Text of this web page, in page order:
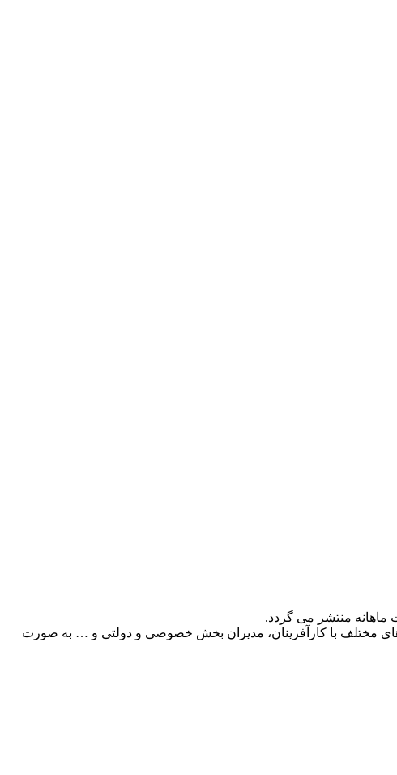
منتشر می گردد.
مختلف با کارآفرینان، مدیران بخش خصوصی و دولتی و … به صورت